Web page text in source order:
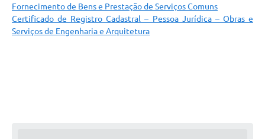
A Prefeitura
Fornecimento de Bens e Prestação de Serviços Comuns
Certificado de Registro Cadastral – Pessoa Jurídica – Obras e
Serviços de Engenharia e Arquitetura